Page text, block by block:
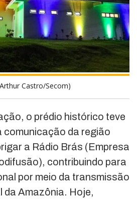
Castro/Secom)
o prédio histórico teve
comunicação da região
a Rádio Brás (Empresa
contribuindo para
por meio da transmissão
da Amazônia. Hoje,